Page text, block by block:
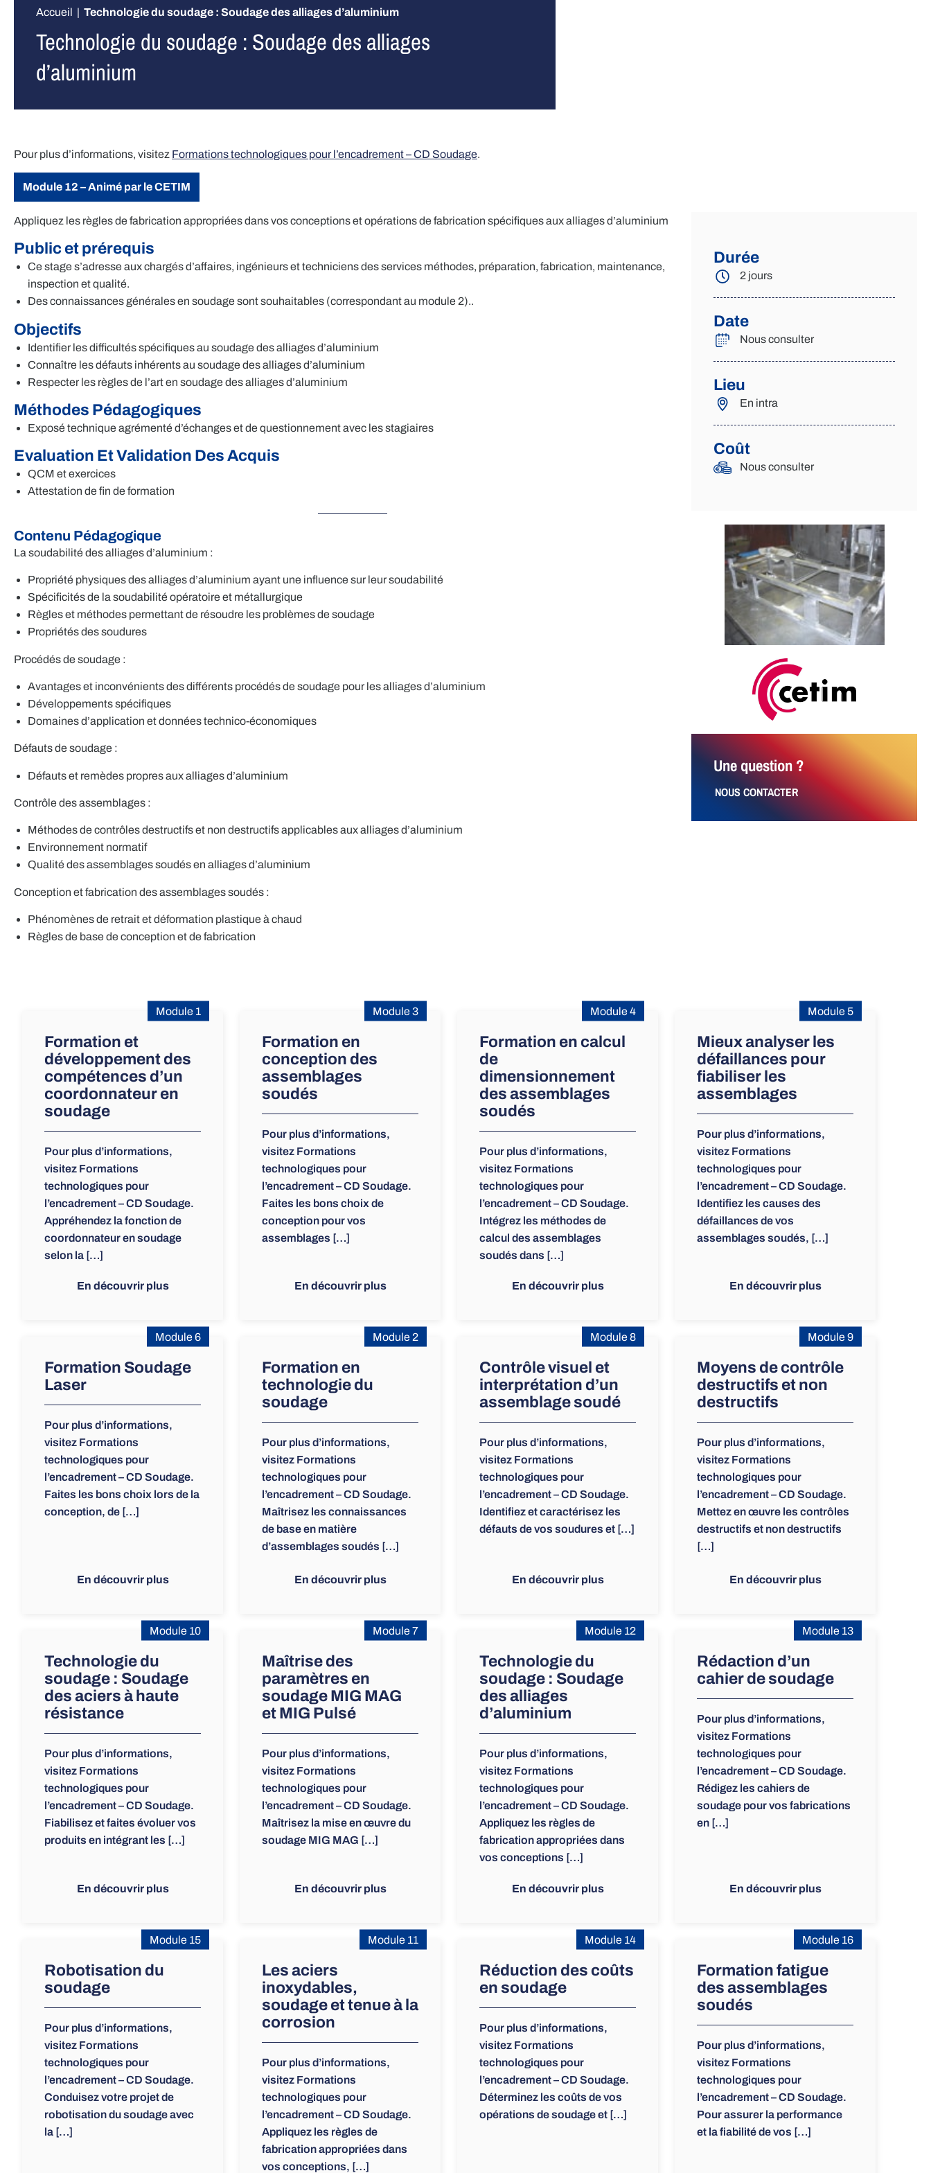
Accueil | Technologie du soudage : Soudage des alliages d’aluminium
Technologie du soudage : Soudage des alliages
d’aluminium
Pour plus d’informations, visitez Formations technologiques pour l’encadrement – CD Soudage.
Module 12 – Animé par le CETIM
Appliquez les règles de fabrication appropriées dans vos conceptions et opérations de fabrication spécifiques aux alliages d’aluminium
Public et prérequis
Ce stage s’adresse aux chargés d’affaires, ingénieurs et techniciens des services méthodes, préparation, fabrication, maintenance,
inspection et qualité.
Des connaissances générales en soudage sont souhaitables (correspondant au module 2)..
Objectifs
Identifier les difficultés spécifiques au soudage des alliages d’aluminium
Connaître les défauts inhérents au soudage des alliages d’aluminium
Respecter les règles de l’art en soudage des alliages d’aluminium
Méthodes Pédagogiques
Exposé technique agrémenté d’échanges et de questionnement avec les stagiaires
Evaluation Et Validation Des Acquis
QCM et exercices
Attestation de fin de formation
Contenu Pédagogique
La soudabilité des alliages d’aluminium :
Propriété physiques des alliages d’aluminium ayant une influence sur leur soudabilité
Spécificités de la soudabilité opératoire et métallurgique
Règles et méthodes permettant de résoudre les problèmes de soudage
Propriétés des soudures
Procédés de soudage :
Avantages et inconvénients des différents procédés de soudage pour les alliages d’aluminium
Développements spécifiques
Domaines d’application et données technico-économiques
Défauts de soudage :
Défauts et remèdes propres aux alliages d’aluminium
Contrôle des assemblages :
Méthodes de contrôles destructifs et non destructifs applicables aux alliages d’aluminium
Environnement normatif
Qualité des assemblages soudés en alliages d’aluminium
Conception et fabrication des assemblages soudés :
Phénomènes de retrait et déformation plastique à chaud
Règles de base de conception et de fabrication
Durée
2 jours
Date
Nous consulter
Lieu
En intra
Coût
Nous consulter
Une question ?
NOUS CONTACTER
Formation et
développement des
compétences d’un
coordonnateur en
soudage
Pour plus d’informations,
visitez Formations
technologiques pour
l’encadrement – CD Soudage.
Appréhendez la fonction de
coordonnateur en soudage
selon la […]
En découvrir plus
Module 1
Formation en
conception des
assemblages
soudés
Pour plus d’informations,
visitez Formations
technologiques pour
l’encadrement – CD Soudage.
Faites les bons choix de
conception pour vos
assemblages […]
En découvrir plus
Module 3
Formation en calcul
de
dimensionnement
des assemblages
soudés
Pour plus d’informations,
visitez Formations
technologiques pour
l’encadrement – CD Soudage.
Intégrez les méthodes de
calcul des assemblages
soudés dans […]
En découvrir plus
Module 4
Mieux analyser les
défaillances pour
fiabiliser les
assemblages
Pour plus d’informations,
visitez Formations
technologiques pour
l’encadrement – CD Soudage.
Identifiez les causes des
défaillances de vos
assemblages soudés, […]
En découvrir plus
Module 5
Formation Soudage
Laser
Pour plus d’informations,
visitez Formations
technologiques pour
l’encadrement – CD Soudage.
Faites les bons choix lors de la
conception, de […]
En découvrir plus
Module 6
Formation en
technologie du
soudage
Pour plus d’informations,
visitez Formations
technologiques pour
l’encadrement – CD Soudage.
Maîtrisez les connaissances
de base en matière
d’assemblages soudés […]
En découvrir plus
Module 2
Contrôle visuel et
interprétation d’un
assemblage soudé
Pour plus d’informations,
visitez Formations
technologiques pour
l’encadrement – CD Soudage.
Identifiez et caractérisez les
défauts de vos soudures et […]
En découvrir plus
Module 8
Moyens de contrôle
destructifs et non
destructifs
Pour plus d’informations,
visitez Formations
technologiques pour
l’encadrement – CD Soudage.
Mettez en œuvre les contrôles
destructifs et non destructifs
[…]
En découvrir plus
Module 9
Technologie du
soudage : Soudage
des aciers à haute
résistance
Pour plus d’informations,
visitez Formations
technologiques pour
l’encadrement – CD Soudage.
Fiabilisez et faites évoluer vos
produits en intégrant les […]
En découvrir plus
Module 10
Maîtrise des
paramètres en
soudage MIG MAG
et MIG Pulsé
Pour plus d’informations,
visitez Formations
technologiques pour
l’encadrement – CD Soudage.
Maîtrisez la mise en œuvre du
soudage MIG MAG […]
En découvrir plus
Module 7
Technologie du
soudage : Soudage
des alliages
d’aluminium
Pour plus d’informations,
visitez Formations
technologiques pour
l’encadrement – CD Soudage.
Appliquez les règles de
fabrication appropriées dans
vos conceptions […]
En découvrir plus
Module 12
Rédaction d’un
cahier de soudage
Pour plus d’informations,
visitez Formations
technologiques pour
l’encadrement – CD Soudage.
Rédigez les cahiers de
soudage pour vos fabrications
en […]
En découvrir plus
Module 13
Robotisation du
soudage
Pour plus d’informations,
visitez Formations
technologiques pour
l’encadrement – CD Soudage.
Conduisez votre projet de
robotisation du soudage avec
la […]
Module 15
Les aciers
inoxydables,
soudage et tenue à la
corrosion
Pour plus d’informations,
visitez Formations
technologiques pour
l’encadrement – CD Soudage.
Appliquez les règles de
fabrication appropriées dans
vos conceptions, […]
Module 11
Réduction des coûts
en soudage
Pour plus d’informations,
visitez Formations
technologiques pour
l’encadrement – CD Soudage.
Déterminez les coûts de vos
opérations de soudage et […]
Module 14
Formation fatigue
des assemblages
soudés
Pour plus d’informations,
visitez Formations
technologiques pour
l’encadrement – CD Soudage.
Pour assurer la performance
et la fiabilité de vos […]
Module 16